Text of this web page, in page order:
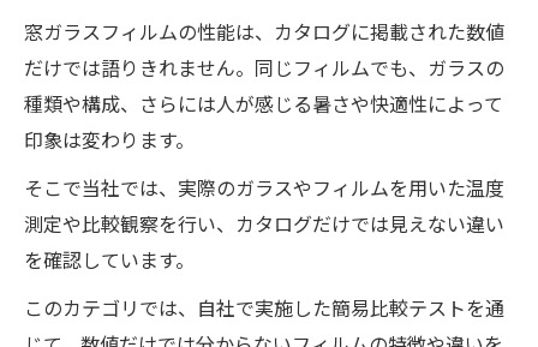
窓ガラスフィルムの性能は、カタログに掲載された数値
だけでは語りきれません。同じフィルムでも、ガラスの
種類や構成、さらには人が感じる暑さや快適性によって
印象は変わります。
そこで当社では、実際のガラスやフィルムを用いた温度
測定や比較観察を行い、カタログだけでは見えない違い
を確認しています。
このカテゴリでは、自社で実施した簡易比較テストを通